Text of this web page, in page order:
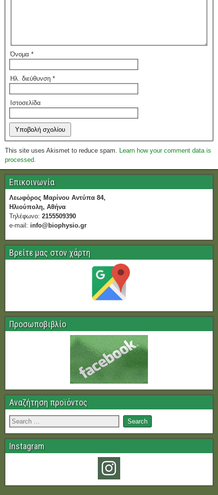
Όνομα *
Ηλ. διεύθυνση *
Ιστοσελίδα
This site uses Akismet to reduce spam. Learn how your comment data is
processed.
Επικοινωνία
Λεωφόρος Μαρίνου Αντύπα 84,
Ηλιούπολη, Αθήνα
Τηλέφωνο: 2155509390
e-mail: info@biophysio.gr
Βρείτε μας στον χάρτη
Προσωποβιβλίο
Αναζήτηση προϊόντος
Instagram